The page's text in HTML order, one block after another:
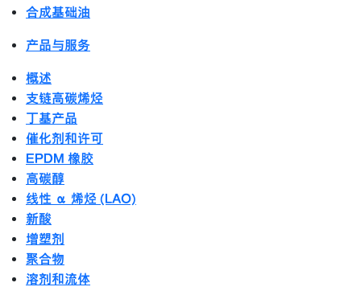
合成基础油
产品与服务
概述
支链高碳烯烃
丁基产品
催化剂和许可
EPDM 橡胶
高碳醇
线性 α 烯烃 (LAO)
新酸
增塑剂
聚合物
溶剂和流体